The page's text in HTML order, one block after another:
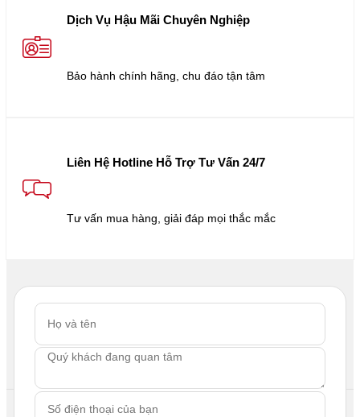
Dịch Vụ Hậu Mãi Chuyên Nghiệp
Bảo hành chính hãng, chu đáo tận tâm
Liên Hệ Hotline Hỗ Trợ Tư Vấn 24/7
Tư vấn mua hàng, giải đáp mọi thắc mắc